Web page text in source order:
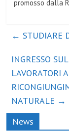
promosso dalla
← STUDIARE
INGRESSO
LAVORATORI
NATURALE →
News